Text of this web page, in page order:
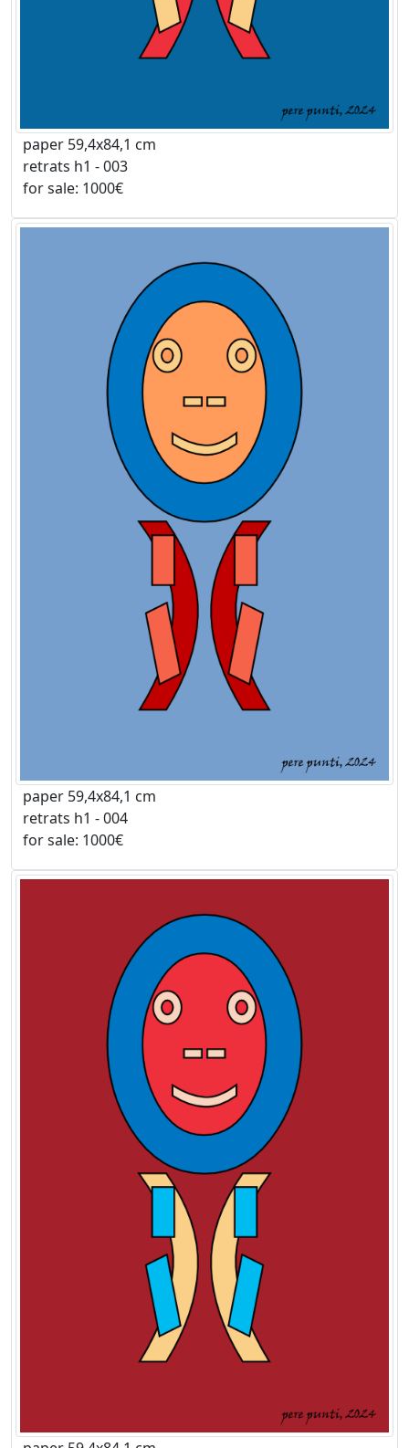
paper 59,4x84,1 cm
retrats h1 - 003
for sale: 1000€
paper 59,4x84,1 cm
retrats h1 - 004
for sale: 1000€